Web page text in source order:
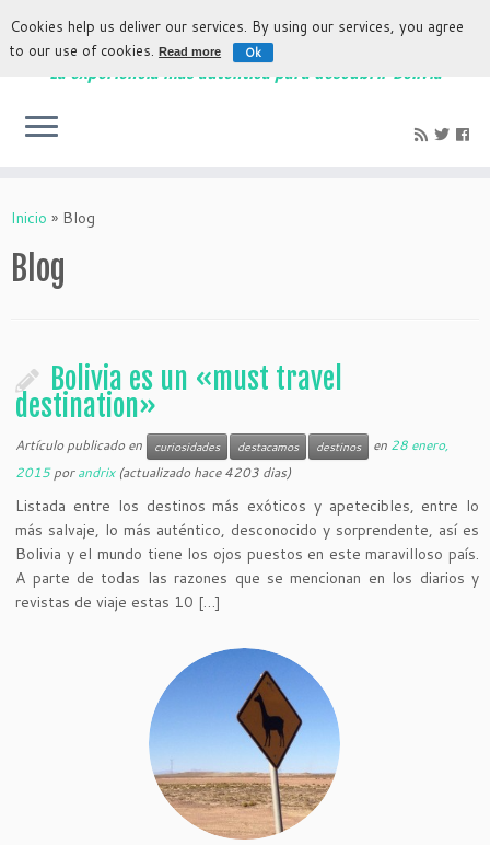
La experiencia más auténtica para descubrir Bolivia
Inicio » Blog
Blog
Bolivia es un «must travel
destination»
Artículo publicado en curiosidades destacamos destinos en 28 enero,
2015 porandrix(actualizado hace 4203 dias)
Listada entre los destinos más exóticos y apetecibles, entre lo
más salvaje, lo más auténtico, desconocido y sorprendente, así es
Bolivia y el mundo tiene los ojos puestos en este maravilloso país.
A parte de todas las razones que se mencionan en los diarios y
revistas de viaje estas 10 […]
Cookies help us deliver our services. By using our services, you agree
to our use of cookies.Read more Ok